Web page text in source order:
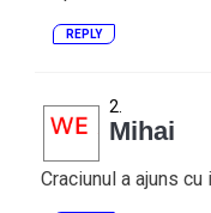
REPLY
Mihai
Craciunul a ajuns